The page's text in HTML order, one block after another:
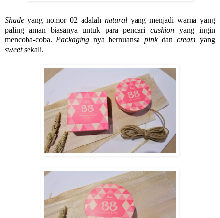
Shade yang nomor 02 adalah natural yang menjadi warna yang
paling aman biasanya untuk para pencaricushionyang ingin
mencoba-coba. Packagingnya bernuansa pink dan cream yang
sweetsekali.